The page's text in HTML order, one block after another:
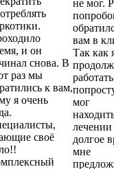
и он
снова. В
раз мы
к вам,
я очень
своё
не мог.
вам в
Так как
мог
лечении
долгое
мне